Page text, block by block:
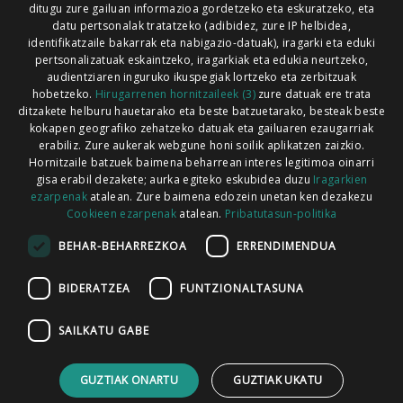
Xorroxin irratia | Lesaka | T. 948638288
Codesyntaxek garatua
HARREMANETARAKO
ditugu zure gailuan informazioa gordetzeko eta eskuratzeko, eta
datu pertsonalak tratatzeko (adibidez, zure IP helbidea,
identifikatzaile bakarrak eta nabigazio-datuak), iragarki eta eduki
pertsonalizatuak eskaintzeko, iragarkiak eta edukia neurtzeko,
audientziaren inguruko ikuspegiak lortzeko eta zerbitzuak
hobetzeko. Hirugarrenen hornitzaileek (3)zure datuak ere trata
ditzakete helburu hauetarako eta beste batzuetarako, besteak beste
kokapen geografiko zehatzeko datuak eta gailuaren ezaugarriak
erabiliz. Zure aukerak webgune honi soilik aplikatzen zaizkio.
Hornitzaile batzuek baimena beharrean interes legitimoa oinarri
gisa erabil dezakete; aurka egiteko eskubidea duzu Iragarkien
ezarpenakatalean. Zure baimena edozein unetan ken dezakezu
Cookieen ezarpenak atalean. Pribatutasun-politika
BEHAR-BEHARREZKOA ERRENDIMENDUA
BIDERATZEA FUNTZIONALTASUNA
SAILKATU GABE
GUZTIAK ONARTU GUZTIAK UKATU